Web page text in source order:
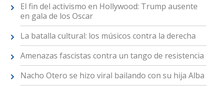
El fin del activismo en Hollywood: Trump ausente
en gala de los Oscar
La batalla cultural: los músicos contra la derecha
Amenazas fascistas contra un tango de resistencia
Nacho Otero se hizo viral bailando con su hija Alba